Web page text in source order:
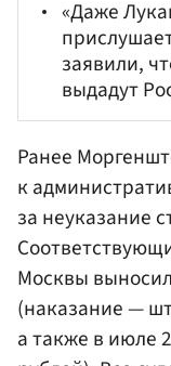
«Даже
заявили,
выдадут
Ранее
к
за неуказание
Москвы
(наказание —
а также в июле